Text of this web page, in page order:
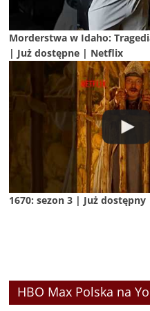
Morderstwa w Idaho:
| Już dostępne | Netflix
1670: sezon 3 | Już
HBO Max Polska na